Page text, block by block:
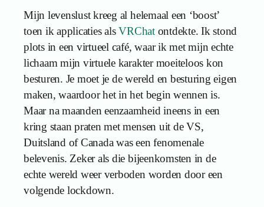
Mijn levenslust kreeg al helemaal een ‘boost’
toen ik applicaties alsVRChatontdekte. Ik stond
plots in een virtueel café, waar ik met mijn echte
lichaam mijn virtuele karakter moeiteloos kon
besturen. Je moet je de wereld en besturing eigen
maken, waardoor het in het begin wennen is.
Maar na maanden eenzaamheid ineens in een
kring staan praten met mensen uit de VS,
Duitsland of Canada was een fenomenale
belevenis. Zeker als die bijeenkomsten in de
echte wereld weer verboden worden door een
volgende lockdown.